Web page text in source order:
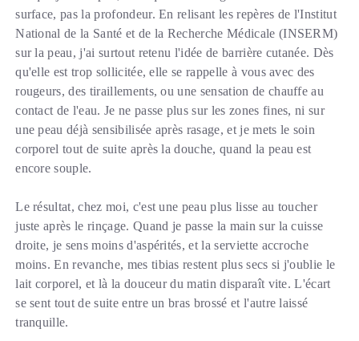
surface, pas la profondeur. En relisant les repères de l'Institut
National de la Santé et de la Recherche Médicale (INSERM)
sur la peau, j'ai surtout retenu l'idée de barrière cutanée. Dès
qu'elle est trop sollicitée, elle se rappelle à vous avec des
rougeurs, des tiraillements, ou une sensation de chauffe au
contact de l'eau. Je ne passe plus sur les zones fines, ni sur
une peau déjà sensibilisée après rasage, et je mets le soin
corporel tout de suite après la douche, quand la peau est
encore souple.
Le résultat, chez moi, c'est une peau plus lisse au toucher
juste après le rinçage. Quand je passe la main sur la cuisse
droite, je sens moins d'aspérités, et la serviette accroche
moins. En revanche, mes tibias restent plus secs si j'oublie le
lait corporel, et là la douceur du matin disparaît vite. L'écart
se sent tout de suite entre un bras brossé et l'autre laissé
tranquille.